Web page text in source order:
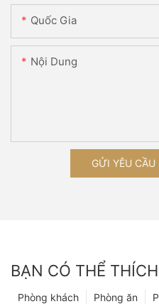
Quốc Gia
Nội Dung
GỬI YÊU CẦU
BẠN CÓ THỂ THÍCH
Phòng ăn
Phòng khách